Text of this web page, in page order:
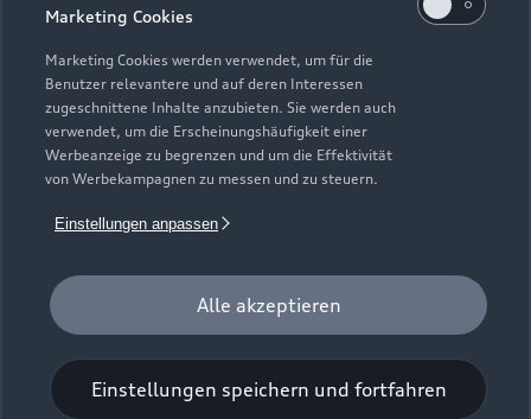
Marketing Cookies
Marketing Cookies werden verwendet, um für die
Benutzer relevantere und auf deren Interessen
zugeschnittene Inhalte anzubieten. Sie werden auch
verwendet, um die Erscheinungshäufigkeit einer
Werbeanzeige zu begrenzen und um die Effektivität
von Werbekampagnen zu messen und zu steuern.
Einstellungen anpassen
Alle akzeptieren
Einstellungen speichern und fortfahren
Zur Inspektion